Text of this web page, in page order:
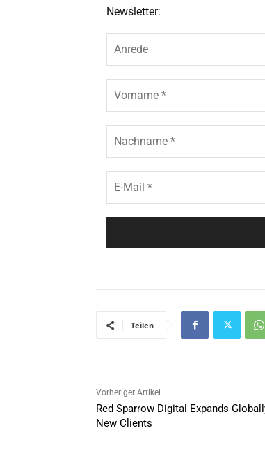
Newsletter:
Teilen
Vorheriger Artikel
Red Sparrow Digital Expands
New Clients